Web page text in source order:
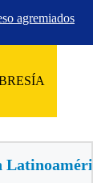
agremiados
llevarla al